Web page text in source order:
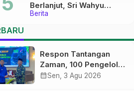
Berita
Berlanjut, Sri Wahyu
Susilowati Resmi Pimpin
Respon Tantangan
Zaman, 100 Pengelola
Medsos Sekolah
calendar_monthSen, 3 Agu 2026